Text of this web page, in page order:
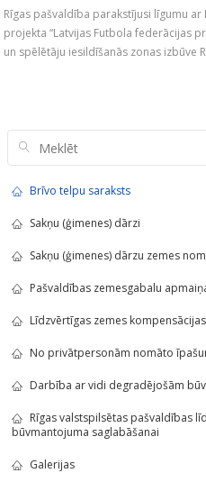
Rīgas pašvaldība parakstījusi līgumu
projekta “Latvijas Futbola federācijas
un spēlētāju iesildīšanās zonas izbūve
Brīvo telpu saraksts
Sakņu (ģimenes) dārzi
Sakņu (ģimenes) dārzu zemes
Pašvaldības zemesgabalu
Līdzvērtīgas zemes
No privātpersonām nomāto
Darbība ar vidi degradējošām
Rīgas valstspilsētas pašvaldības
būvmantojuma saglabāšanai
Galerijas